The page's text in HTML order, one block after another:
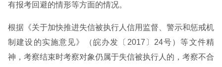
有报考回避的情形等方面的情况。
根据《关于加快推进失信被执行人信用监督、警示和惩戒机
制建设的实施意见》（皖办发〔2017〕24号）等文件精
神，考察结束时考察对象仍属于失信被执行人的，考察不合